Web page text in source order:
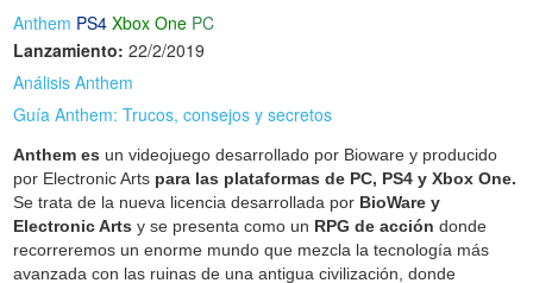
Anthem PS4 Xbox One PC
Lanzamiento: 22/2/2019
Análisis Anthem
Guía Anthem: Trucos, consejos y secretos
Anthem es un videojuego desarrollado por Bioware y producido
por Electronic Arts para las plataformas de PC, PS4 y Xbox One.
Se trata de la nueva licencia desarrollada por BioWare y
Electronic Arts y se presenta como un RPG de acción donde
recorreremos un enorme mundo que mezcla la tecnología más
avanzada con las ruinas de una antigua civilización, donde